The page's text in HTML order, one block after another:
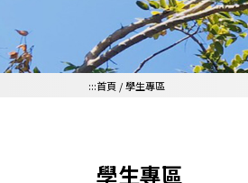
:::首頁 / 學生專區
學生專區